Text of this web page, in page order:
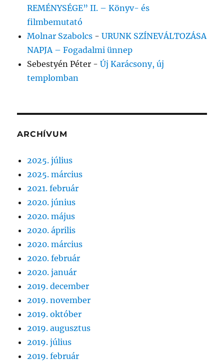
REMÉNYSÉGE” II. – Könyv- és
filmbemutató
Molnar Szabolcs -URUNK SZÍNEVÁLTOZÁSA
NAPJA – Fogadalmi ünnep
Sebestyén Péter -Új Karácsony, új
templomban
ARCHÍVUM
2025. július
2025. március
2021. február
2020. június
2020. május
2020. április
2020. március
2020. február
2020. január
2019. december
2019. november
2019. október
2019. augusztus
2019. július
2019. február